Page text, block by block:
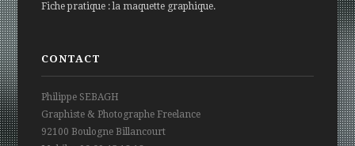
Fiche pratique : la maquette graphique.
CONTACT
Philippe SEBAGH
Graphiste & Photographe Freelance
92100 Boulogne Billancourt